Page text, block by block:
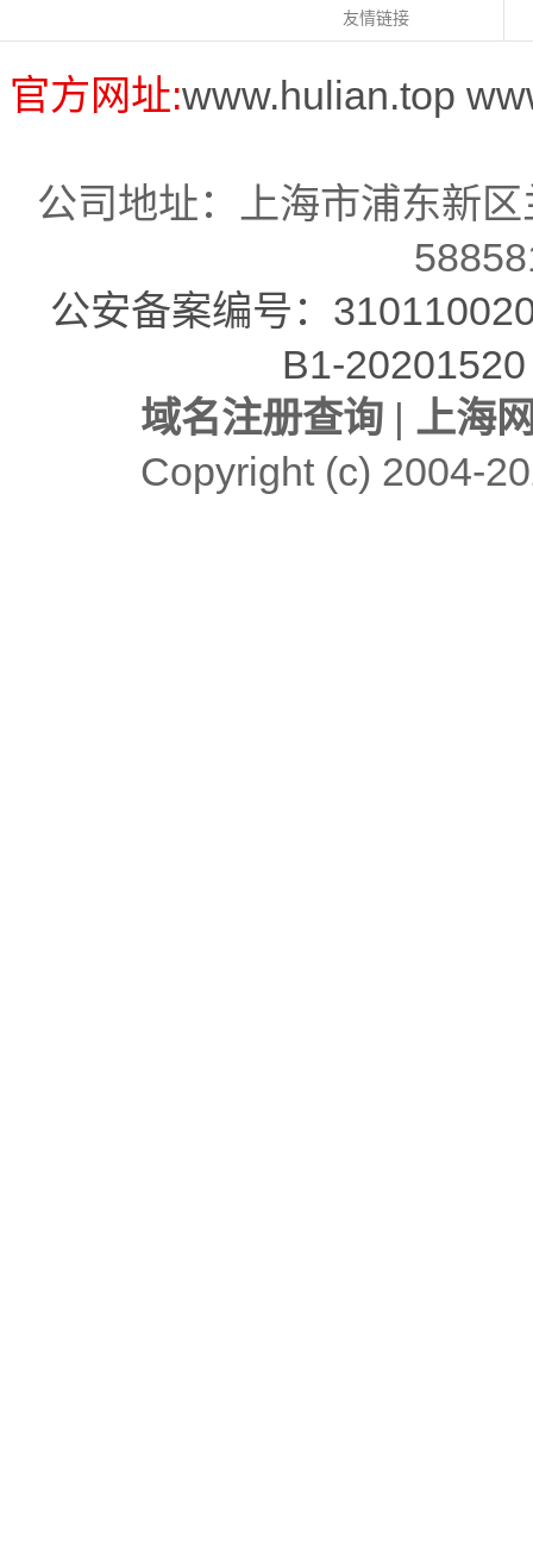
友情链接
官方网址:www.hulian.top
公司地址：上海市浦东新
公安备案编号：
B1-20201520
域名注册查询| 上海
Copyright (c) 2004-